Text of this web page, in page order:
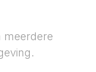
meerdere